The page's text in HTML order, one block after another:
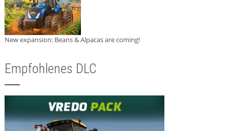
New expansion: Beans & Alpacas are coming!
Empfohlenes DLC